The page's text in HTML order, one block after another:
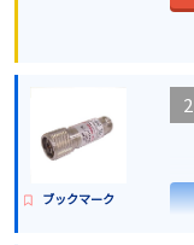
ブックマーク
2